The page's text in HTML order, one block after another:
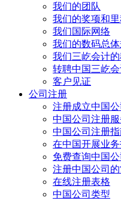
我们的团队
我们的奖项和
我们国际网络
我们的数码总体
我们三屹会计
转聘中国三屹
客户见证
公司注册
注册成立中国
中国公司注册服
中国公司注册
在中国开展业
免费查询中国
注册中国公司
在线注册表格
中国公司类型